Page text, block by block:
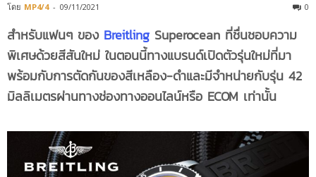
โดย MP4/4 - 09/11/2021 0
สำหรับแฟนๆ ของ Breitling Superocean ที่ชื่นชอบความ
พิเศษด้วยสีสันใหม่ ในตอนนี้ทางแบรนด์เปิดตัวรุ่นใหม่ที่มา
พร้อมกับการตัดกันของสีเหลือง-ดำและมีจำหน่ายกับรุ่น 42
มิลลิเมตรผ่านทางช่องทางออนไลน์หรือ ECOM เท่านั้น